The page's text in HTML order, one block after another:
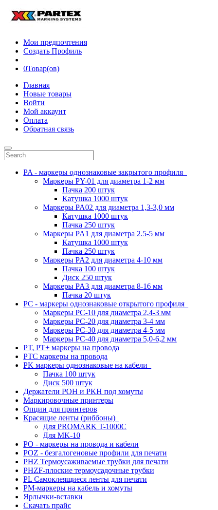
Мои предпочтения
Создать Профиль
0Товар(ов)
Главная
Новые товары
Войти
Мой аккаунт
Оплата
Обратная связь
PA - маркеры однознаковые закрытого профиля
Маркеры PY-01 для диаметра 1-2 мм
Пачка 200 штук
Катушка 1000 штук
Маркеры PA02 для диаметра 1,3-3,0 мм
Катушка 1000 штук
Пачка 250 штук
Маркеры PA1 для диаметра 2.5-5 мм
Катушка 1000 штук
Пачка 250 штук
Маркеры PA2 для диаметра 4-10 мм
Пачка 100 штук
Диск 250 штук
Маркеры PA3 для диаметра 8-16 мм
Пачка 20 штук
PC - маркеры однознаковые открытого профиля
Маркеры PC-10 для диаметра 2,4-3 мм
Маркеры PC-20 для диаметра 3-4 мм
Маркеры PC-30 для диаметра 4-5 мм
Маркеры PC-40 для диаметра 5,0-6,2 мм
PT, PT+ маркеры на провода
PTC маркеры на провода
PK маркеры однознаковые на кабели
Пачка 100 штук
Диск 500 штук
Держатели POH и PKH под хомуты
Маркировочные принтеры
Опции для принтеров
Красящие ленты (риббоны)
Для PROMARK T-1000C
Для MK-10
PO - маркеры на провода и кабели
POZ - безгалогеновые профили для печати
PHZ Термоусаживаемые трубки для печати
PHZF-плоские термоусадочные трубки
PL Самоклеящиеся ленты для печати
PM-маркеры на кабель и хомуты
Ярлычки-вставки
Скачать прайс